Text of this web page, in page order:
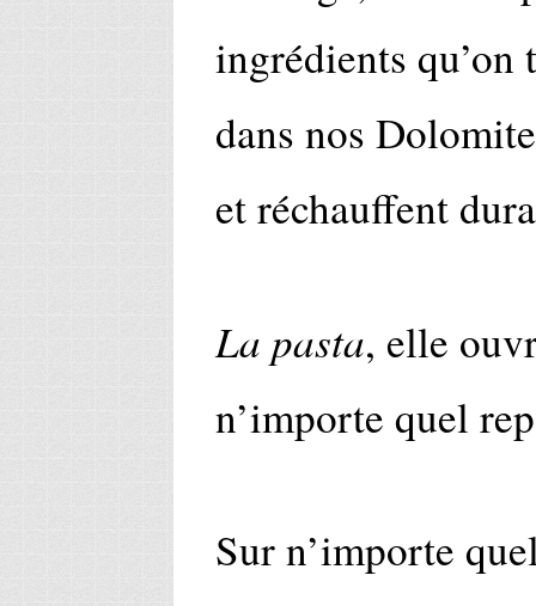
ingrédients qu’on
dans nos
et réchauffent
La pasta, elle
n’importe quel
Sur n’importe